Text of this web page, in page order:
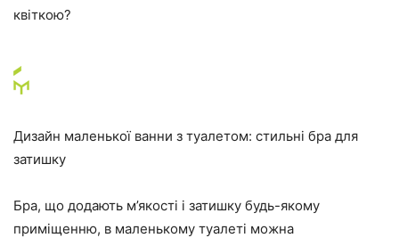
квіткою?
Дизайн маленької ванни з туалетом: стильні бра для
затишку
Бра, що додають м’якості і затишку будь-якому
приміщенню, в маленькому туалеті можна